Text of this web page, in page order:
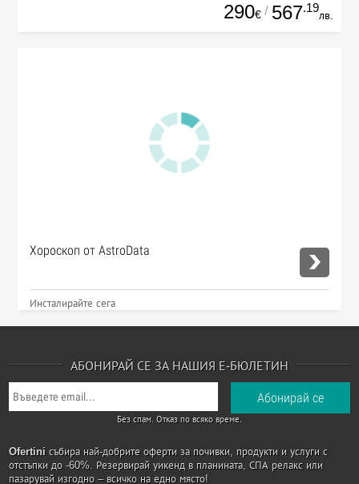
290€ / 567.19
лв.
Хороскоп от AstroData
Инсталирайте сега
АБОНИРАЙ СЕ ЗА НАШИЯ Е-БЮЛЕТИН
Без спам. Отказ по всяко време.
Ofertini събира най-добрите оферти за почивки, продукти и услуги с
отстъпки до -60%. Резервирай уикенд в планината, СПА релакс или
пазарувай изгодно – всичко на едно място!